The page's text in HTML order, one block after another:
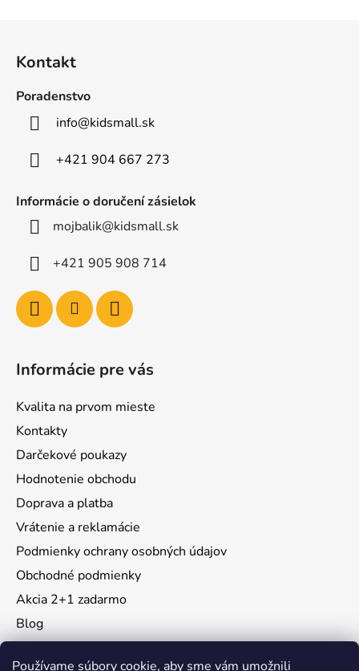
Používame súbory cookie, aby sme vám umožnili
Kontakt
Poradenstvo
info@kidsmall.sk
+421 904 667 273
Informácie o doručení zásielok
mojbalik@kidsmall.sk
+421 905 908 714
Informácie pre vás
Kvalita na prvom mieste
Kontakty
Darčekové poukazy
Hodnotenie obchodu
Doprava a platba
Vrátenie a reklamácie
Podmienky ochrany osobných údajov
Obchodné podmienky
Akcia 2+1 zadarmo
Blog